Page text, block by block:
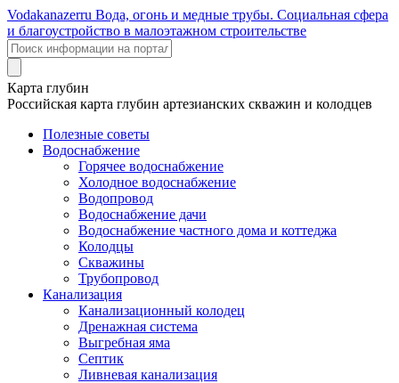
Vodakanazerru Вода, огонь и медные трубы. Социальная сфера
и благоустройство в малоэтажном строительстве
Карта глубин
Российская карта глубин артезианских скважин и колодцев
Полезные советы
Водоснабжение
Горячее водоснабжение
Холодное водоснабжение
Водопровод
Водоснабжение дачи
Водоснабжение частного дома и коттеджа
Колодцы
Скважины
Трубопровод
Канализация
Канализационный колодец
Дренажная система
Выгребная яма
Септик
Ливневая канализация